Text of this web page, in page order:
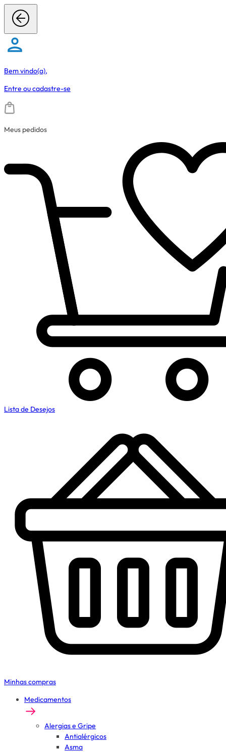
Bem vindo(a),
Entre oucadastre-se
Meus pedidos
Lista de Desejos
Minhas compras
Medicamentos
Alergias e Gripe
Antialérgicos
Asma